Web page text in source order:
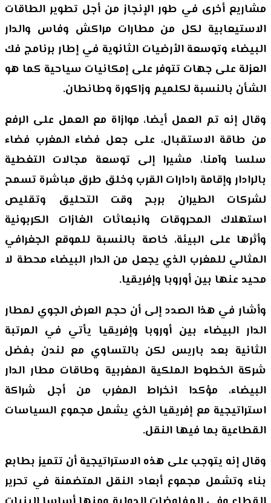
مشاريع أخرى في طور الإنجاز من أجل تطوير الطاقات
الاستيعابية لكل من مطارات مراكش وفاس والدار
البيضاء وتوسعة الأرضيات الثانوية في إطار برنامج فك
العزلة على جهات تتوفر على إمكانيات سياحية كما هو
الشأن بالنسبة لكلميم وزاكورة وطانطان.
وقال إنه تم العمل أيضا، موازاة مع العمل على الرفع
من طاقة الاستقبال، على جعل فضاء المغرب فضاء
سلسا وآمنا، مشيرا إلى توسعة مجالات التغطية
بالرادار وإقامة رادارات القرب وخلق طرق مباشرة تسمح
لشركات الطيران بربح وقت التحليق وتقليص
استهلاك المحروقات وانبعاثات الغازات الكربونية
وأثرها على البيئة، خاصة بالنسبة للموقع الجغرافي
المثالي للمغرب الذي يجعل من الدار البيضاء محطة لا
محيد عنها بين أوروبا وإفريقيا.
وأشار في هذا الصدد إلى أن حجم العرض الجوي لمطار
الدار البيضاء بين أوروبا وإفريقيا يأتي في المرتبة
الثانية بعد باريس لكن بالتساوي مع لندن بفضل
شركة الخطوط الملكية المغربية وطاقات مطار الدار
البيضاء، مؤكدا انخراط المغرب من أجل شراكة
استراتيجية مع إفريقيا الذي يشمل مجموع السياسات
القطاعية بما فيها النقل.
وقال إنه يتوجب على هذه الاستراتيجية أن تتميز بطابع
بناء وتشمل مجموع أبعاد النقل المتضمنة في تحرير